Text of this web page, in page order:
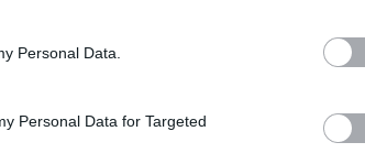
Personal Data.
Personal Data for Targeted
borsten
puistjes